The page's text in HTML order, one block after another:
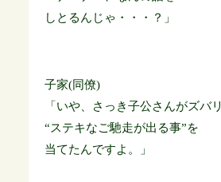
しとるんじゃ・・・？」
子家(同僚)
「いや、さっき子公さんがズバリ
“ステキなご馳走が出る事”を
当てたんですよ。」